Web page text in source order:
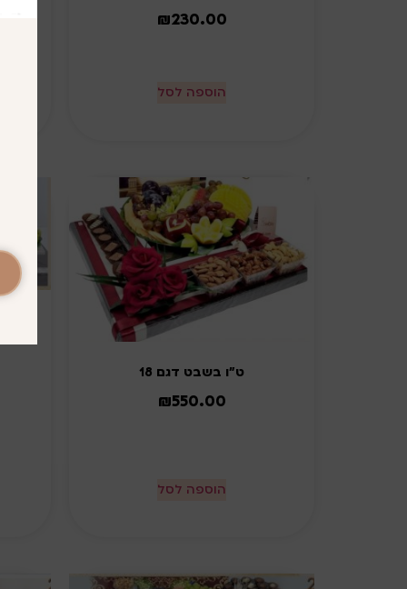
₪230.00
הוספה לסל
ט"ו בשבט דגם 18
₪550.00
הוספה לסל